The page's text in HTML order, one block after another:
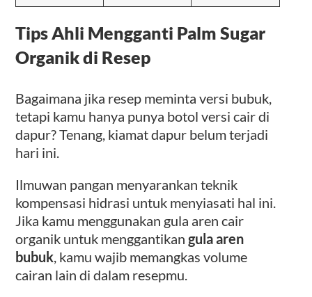
Tips Ahli Mengganti Palm Sugar
Organik di Resep
Bagaimana jika resep meminta versi bubuk,
tetapi kamu hanya punya botol versi cair di
dapur? Tenang, kiamat dapur belum terjadi
hari ini.
Ilmuwan pangan menyarankan teknik
kompensasi hidrasi untuk menyiasati hal ini.
Jika kamu menggunakan gula aren cair
organik untuk menggantikangula aren
bubuk, kamu wajib memangkas volume
cairan lain di dalam resepmu.